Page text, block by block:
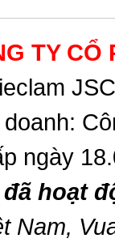
TY CỔ
ngày
đã hoạt
Nam,